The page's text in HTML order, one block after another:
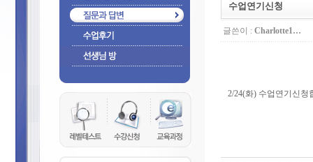
수업연기신청
글쓴이 : Charlotte1…
2/24(화) 수업연기신청